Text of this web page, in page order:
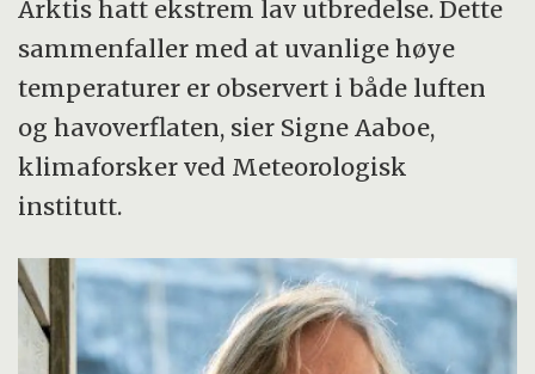
Arktis hatt ekstrem lav utbredelse. Dette
sammenfaller med at uvanlige høye
temperaturer er observert i både luften
og havoverflaten, sier Signe Aaboe,
klimaforsker ved Meteorologisk
institutt.